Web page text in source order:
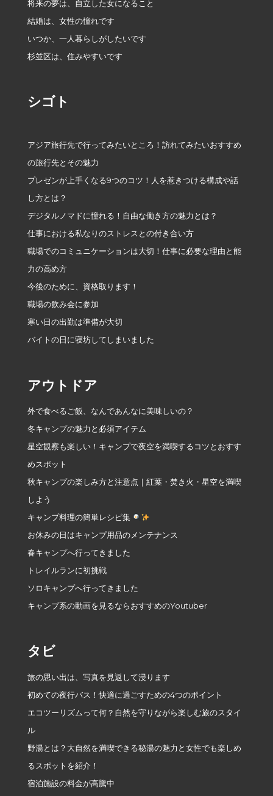
将来の夢は、自立した女になること
結婚は、女性の憧れです
いつか、一人暮らしがしたいです
杉並区は、住みやすいです
シゴト
アジア旅行先で行ってみたいところ！訪れてみたいおすすめ
の旅行先とその魅力
プレゼンが上手くなる9つのコツ！人を惹きつける構成や話
し方とは？
デジタルノマドに憧れる！自由な働き方の魅力とは？
仕事における私なりのストレスとの付き合い方
職場でのコミュニケーションは大切！仕事に必要な理由と能
力の高め方
今後のために、資格取ります！
職場の飲み会に参加
寒い日の出勤は準備が大切
バイトの日に寝坊してしまいました
アウトドア
外で食べるご飯、なんであんなに美味しいの？
冬キャンプの魅力と必須アイテム
星空観察も楽しい！キャンプで夜空を満喫するコツとおすす
めスポット
秋キャンプの楽しみ方と注意点｜紅葉・焚き火・星空を満喫
しよう
キャンプ料理の簡単レシピ集
お休みの日はキャンプ用品のメンテナンス
春キャンプへ行ってきました
トレイルランに初挑戦
ソロキャンプへ行ってきました
キャンプ系の動画を見るならおすすめのYoutuber
タビ
旅の思い出は、写真を見返して浸ります
初めての夜行バス！快適に過ごすための4つのポイント
エコツーリズムって何？自然を守りながら楽しむ旅のスタイ
ル
野湯とは？大自然を満喫できる秘湯の魅力と女性でも楽しめ
るスポットを紹介！
宿泊施設の料金が高騰中